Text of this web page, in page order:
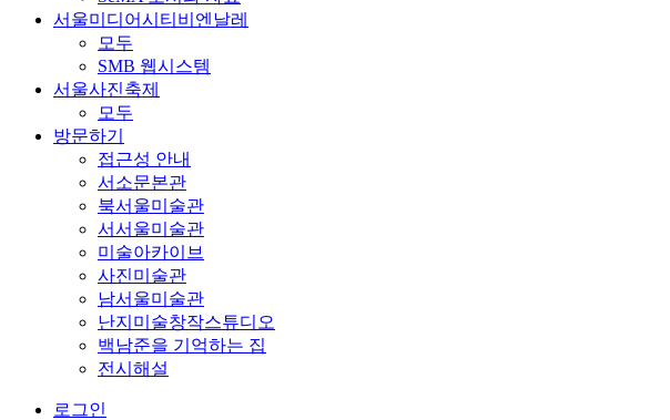
서울미디어시티비엔날레
모두
SMB 웹시스템
서울사진축제
모두
방문하기
접근성 안내
서소문본관
북서울미술관
서서울미술관
미술아카이브
사진미술관
남서울미술관
난지미술창작스튜디오
백남준을 기억하는 집
전시해설
로그인